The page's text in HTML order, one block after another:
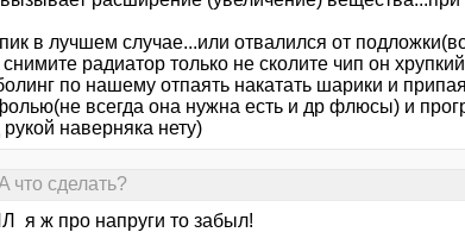
в лучшем случае...или отвалился от
снимите радиатор только не сколите чип он
по нашему отпаять накатать шарики и
всегда она нужна есть и др флюсы) и
наверняка нету)
что сделать?
я ж про напруги то забыл!